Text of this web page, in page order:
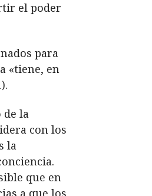
el poder
para
«tiene, en
de la
con los
la
que en
a que los